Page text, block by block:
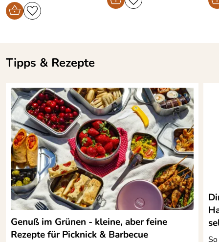
Tipps & Rezepte
Genuß im Grünen - kleine, aber feine
Rezepte für Picknick & Barbecue